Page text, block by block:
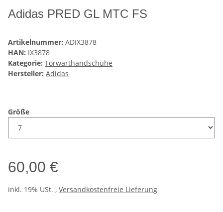
Adidas PRED GL MTC FS
Artikelnummer: ADIX3878
HAN: IX3878
Kategorie: Torwarthandschuhe
Hersteller: Adidas
Größe
60,00 €
inkl. 19% USt. , Versandkostenfreie Lieferung